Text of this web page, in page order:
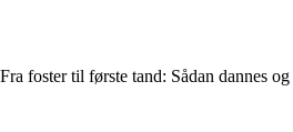
Fra foster til første tand: Sådan dannes